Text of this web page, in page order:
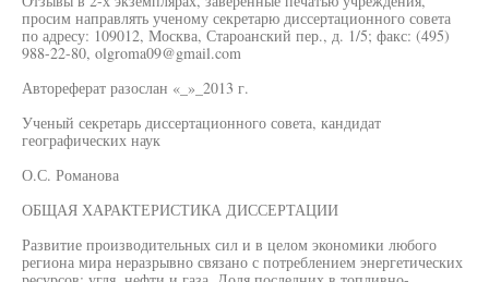
просим направлять ученому секретарю диссертационного совета
по адресу: 109012, Москва, Староанский пер., д. 1/5; факс: (495)
988-22-80, olgroma09@gmail.com
Автореферат разослан «_»_2013 г.
Ученый секретарь диссертационного совета, кандидат
географических наук
О.С. Романова
ОБЩАЯ ХАРАКТЕРИСТИКА ДИССЕРТАЦИИ
Развитие производительных сил и в целом экономики любого
региона мира неразрывно связано с потреблением энергетических